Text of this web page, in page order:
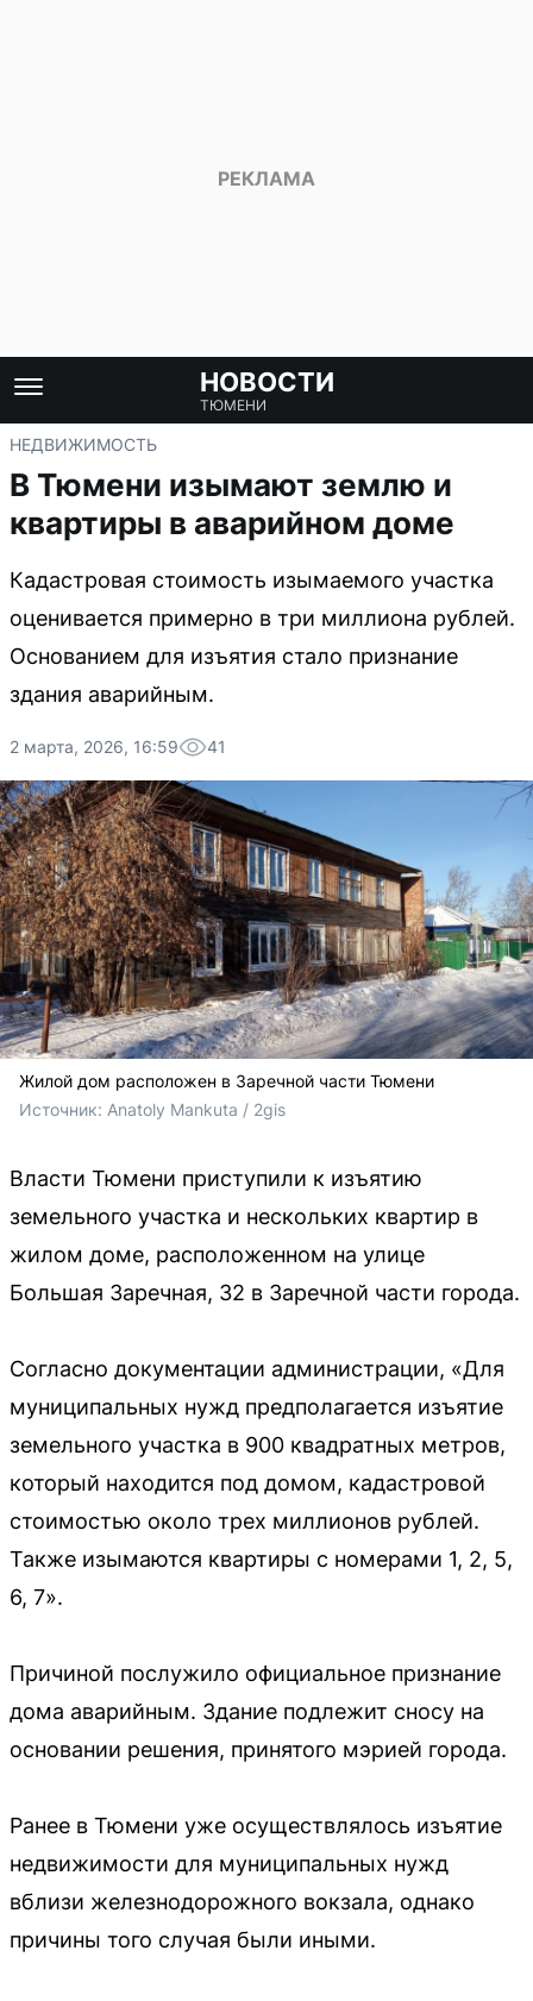
НОВОСТИ
ТЮМЕНИ
НЕДВИЖИМОСТЬ
В Тюмени изымают землю и
квартиры в аварийном доме
Кадастровая стоимость изымаемого участка
оценивается примерно в три миллиона рублей.
Основанием для изъятия стало признание
здания аварийным.
2 марта, 2026, 16:59 41
Жилой дом расположен в Заречной части Тюмени
Источник: Anatoly Mankuta / 2gis
Власти Тюмени приступили к изъятию
земельного участка и нескольких квартир в
жилом доме, расположенном на улице
Большая Заречная, 32 в Заречной части города.
Согласно документации администрации, «Для
муниципальных нужд предполагается изъятие
земельного участка в 900 квадратных метров,
который находится под домом, кадастровой
стоимостью около трех миллионов рублей.
Также изымаются квартиры с номерами 1, 2, 5,
6, 7».
Причиной послужило официальное признание
дома аварийным. Здание подлежит сносу на
основании решения, принятого мэрией города.
Ранее в Тюмени уже осуществлялось изъятие
недвижимости для муниципальных нужд
вблизи железнодорожного вокзала, однако
причины того случая были иными.